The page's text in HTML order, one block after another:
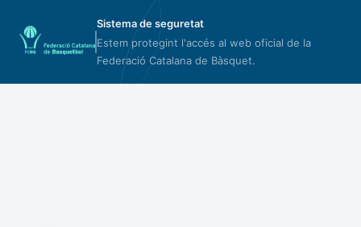
Sistema de seguretat
Estem protegint l'accés al web oficial de la
Federació Catalana de Bàsquet.